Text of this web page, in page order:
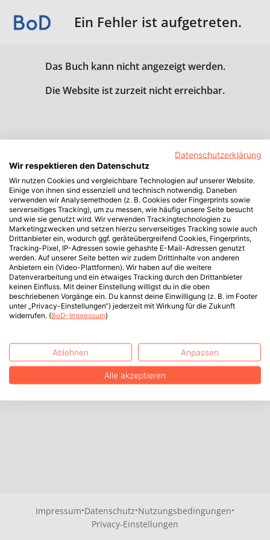
Ein Fehler ist aufgetreten.
Das Buch kann nicht angezeigt werden.
Die Website ist zurzeit nicht erreichbar.
Impressum·Datenschutz·Nutzungsbedingungen·
Privacy-Einstellungen
Datenschutzerklärung
Wir respektieren den Datenschutz
Wir nutzen Cookies und vergleichbare Technologien auf unserer Website.
Einige von ihnen sind essenziell und technisch notwendig. Daneben
verwenden wir Analysemethoden (z. B. Cookies oder Fingerprints sowie
serverseitiges Tracking), um zu messen, wie häufig unsere Seite besucht
und wie sie genutzt wird. Wir verwenden Trackingtechnologien zu
Marketingzwecken und setzen hierzu serverseitiges Tracking sowie auch
Drittanbieter ein, wodurch ggf. geräteübergreifend Cookies, Fingerprints,
Tracking-Pixel, IP-Adressen sowie gehashte E-Mail-Adressen genutzt
werden. Auf unserer Seite betten wir zudem Drittinhalte von anderen
Anbietern ein (Video-Plattformen). Wir haben auf die weitere
Datenverarbeitung und ein etwaiges Tracking durch den Drittanbieter
keinen Einfluss. Mit deiner Einstellung willigst du in die oben
beschriebenen Vorgänge ein. Du kannst deine Einwilligung (z. B. im Footer
unter „Privacy-Einstellungen“) jederzeit mit Wirkung für die Zukunft
widerrufen. (BoD-Impressum)
Ablehnen Anpassen
Alle akzeptieren